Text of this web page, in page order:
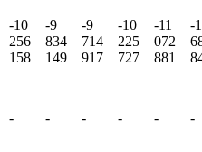
-10
256
158
-9
834
149
-9
714
917
-10
225
727
-11
072
881
-
- - - - - -